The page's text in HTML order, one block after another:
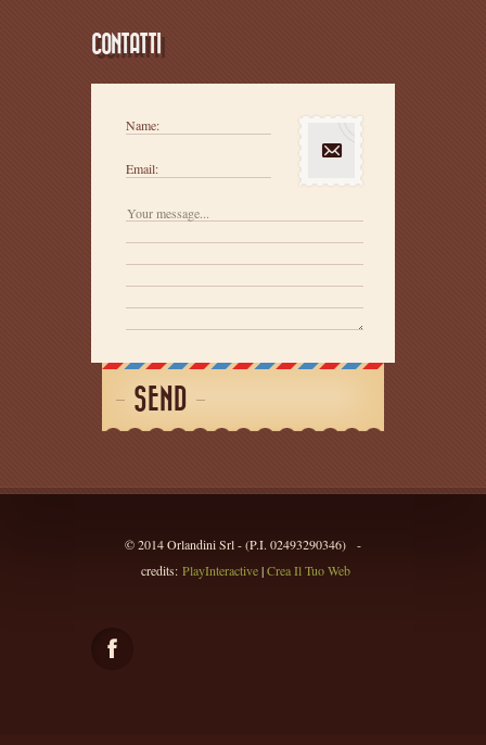
CONTATTI
Name:
Email:
SEND
© 2014 Orlandini Srl - (P.I. 02493290346) -
credits: PlayInteractive|Crea Il Tuo Web